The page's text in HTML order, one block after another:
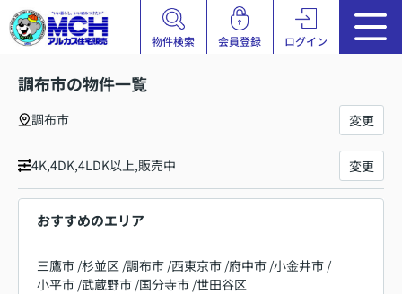
物件検索 会員登録 ログイン
調布市の物件一覧
調布市 変更
4K,4DK,4LDK以上,販売中 変更
おすすめのエリア
三鷹市 /杉並区 /調布市 /西東京市 /府中市 /小金井市 /
小平市 /武蔵野市 /国分寺市 /世田谷区